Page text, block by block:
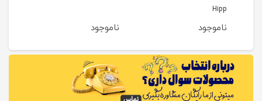
Hipp
ناموجود ناموجود